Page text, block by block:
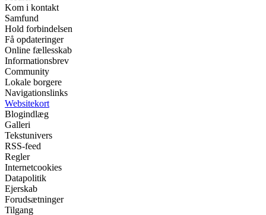
Kom i kontakt
Samfund
Hold forbindelsen
Få opdateringer
Online fællesskab
Informationsbrev
Community
Lokale borgere
Navigationslinks
Websitekort
Blogindlæg
Galleri
Tekstunivers
RSS-feed
Regler
Internetcookies
Datapolitik
Ejerskab
Forudsætninger
Tilgang